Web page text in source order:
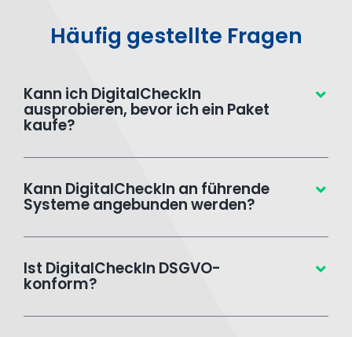
Häufig gestellte Fragen
Kann ich DigitalCheckIn
ausprobieren, bevor ich ein Paket
kaufe?
Kann DigitalCheckIn an führende
Systeme angebunden werden?
Ist DigitalCheckIn DSGVO-
konform?